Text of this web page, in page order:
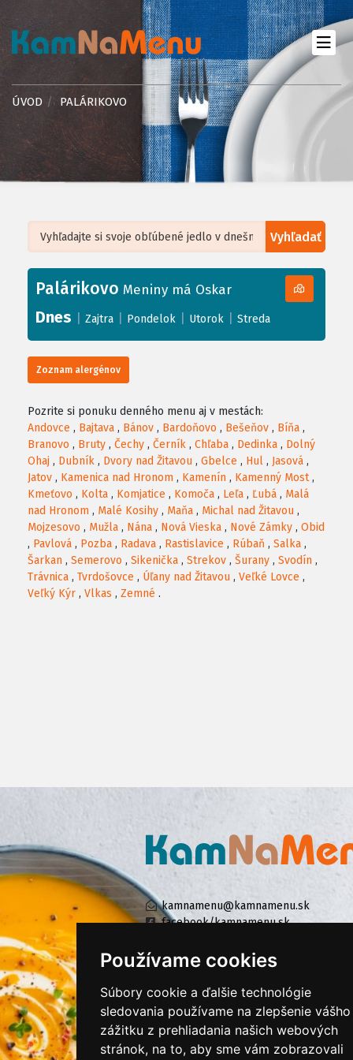
Používame cookies
Súbory cookie a ďalšie technológie
sledovania používame na zlepšenie vášho
zážitku z prehliadania našich webových
stránok, na to, aby sme vám zobrazovali
ÚVOD PALÁRIKOVO
Vyhľadať
+
−
Leaflet| ©OpenStreetMap, Tiles courtesy ofHumanitarian OpenStreetMap
Palárikovo Meniny má Oskar
Dnes Zajtra Pondelok Utorok Streda
Zoznam alergénov
Pozrite si ponuku denného menu aj v mestách:
Andovce , Bajtava , Bánov , Bardoňovo , Bešeňov , Bíňa ,
Branovo , Bruty , Čechy , Černík , Chľaba , Dedinka , Dolný
Ohaj , Dubník , Dvory nad Žitavou , Gbelce , Hul , Jasová ,
Jatov , Kamenica nad Hronom , Kamenín , Kamenný Most,
Kmeťovo , Kolta , Komjatice , Komoča , Leľa , Ľubá , Malá
nad Hronom , Malé Kosihy , Maňa , Michal nad Žitavou ,
Mojzesovo , Mužla , Nána , Nová Vieska , Nové Zámky , Obid
, Pavlová , Pozba , Radava , Rastislavice , Rúbaň , Salka ,
Šarkan , Semerovo , Sikenička , Strekov , Šurany , Svodín ,
Trávnica , Tvrdošovce , Úľany nad Žitavou , Veľké Lovce ,
Veľký Kýr , Vlkas , Zemné .
kamnamenu@kamnamenu.sk
facebook/kamnamenu.sk
KONTAKTUJTE NÁS
PRIHLÁSIŤ SA DO ZÁKAZNÍCKEJ ZÓNY